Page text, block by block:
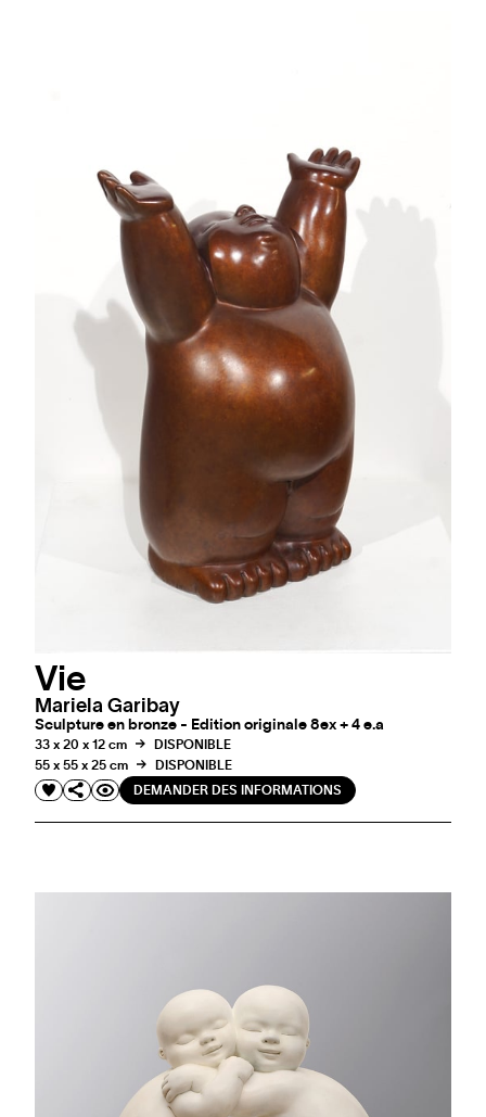
Vie
Mariela Garibay
Sculpture en bronze - Edition originale 8ex + 4 e.a
33 x 20 x 12 cm
DISPONIBLE
55 x 55 x 25 cm
DISPONIBLE
DEMANDER DES INFORMATIONS